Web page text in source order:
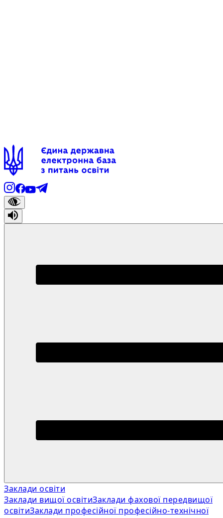
Заклади освіти
Заклади вищої освітиЗаклади фахової передвищої
освітиЗаклади професійної професійно-технічної